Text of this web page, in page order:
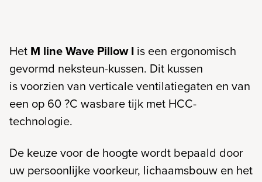
Het M line Wave Pillow I is een ergonomisch
gevormd neksteun-kussen. Dit kussen
is voorzien van verticale ventilatiegaten en van
een op 60 ?C wasbare tijk met HCC-
technologie.
De keuze voor de hoogte wordt bepaald door
uw persoonlijke voorkeur, lichaamsbouw en het